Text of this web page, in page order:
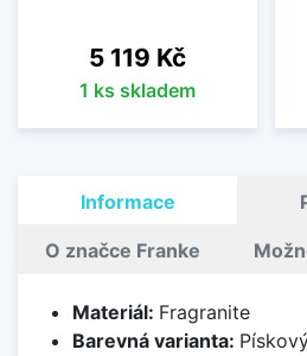
Cena
5 119 Kč
1 ks skladem
Informace
O značce Franke
Materiál: Fragranite
Barevná varianta: